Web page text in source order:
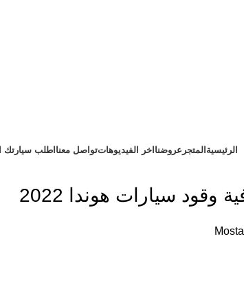
الرئيسية المتجر عروضنا اخر الفيديوهاتتواصل معنا اطلب سيارتك
سيارات هوندا 2022